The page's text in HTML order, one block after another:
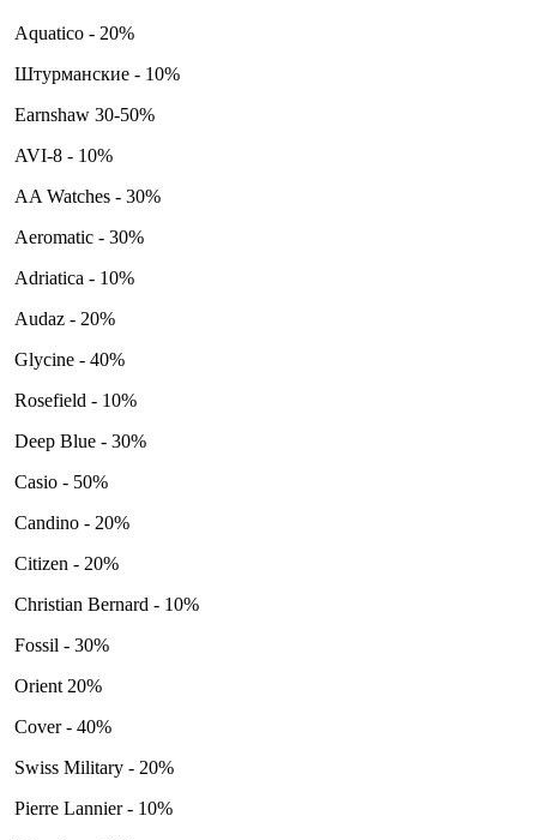
Aquatico - 20%
Штурманские - 10%
Earnshaw 30-50%
AVI-8 - 10%
AA Watches - 30%
Aeromatic - 30%
Adriatica - 10%
Audaz - 20%
Glycine - 40%
Rosefield - 10%
Deep Blue - 30%
Casio - 50%
Candino - 20%
Citizen - 20%
Christian Bernard - 10%
Fossil - 30%
Orient 20%
Cover - 40%
Swiss Military - 20%
Pierre Lannier - 10%